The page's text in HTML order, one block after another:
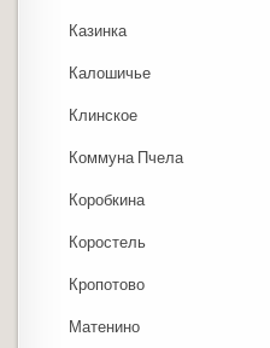
Казинка
Калошичье
Клинское
Коммуна Пчела
Коробкина
Коростель
Кропотово
Матенино